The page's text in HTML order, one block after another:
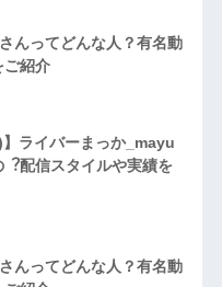
んってどんな⼈？有名動
ご紹介
】ライバーまっか_mayu
配信スタイルや実績を
んってどんな⼈？有名動